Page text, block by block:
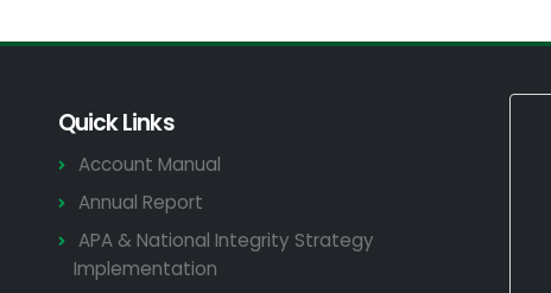
Quick Links
Account Manual
Annual Report
APA & National Integrity Strategy
Implementation